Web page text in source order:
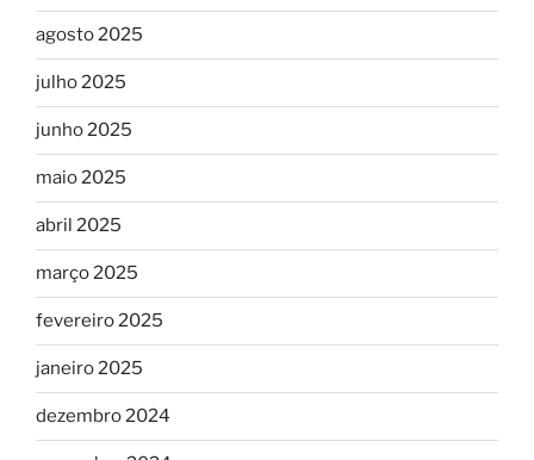
agosto 2025
julho 2025
junho 2025
maio 2025
abril 2025
março 2025
fevereiro 2025
janeiro 2025
dezembro 2024